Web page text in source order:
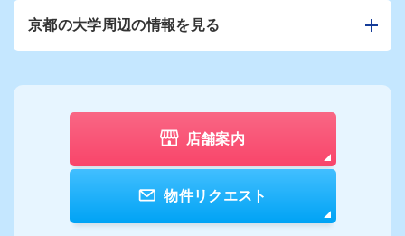
京都の大学周辺の情報を見る
店舗案内
物件リクエスト